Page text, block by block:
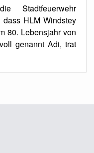
Stadtfeuerwehr
dass HLM Windstey
80. Lebensjahr von
genannt Adi, trat